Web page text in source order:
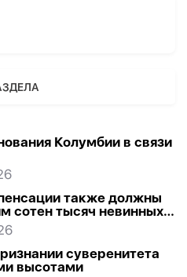
Колумбии в связи
также должны
сотен тысяч невинных
за последние 50
суверенитета
высотами